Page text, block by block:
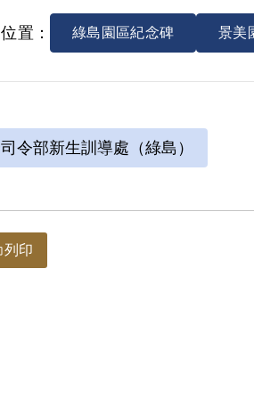
置： 綠島園區紀念碑 景美
令部新生訓導處（綠島）
列印